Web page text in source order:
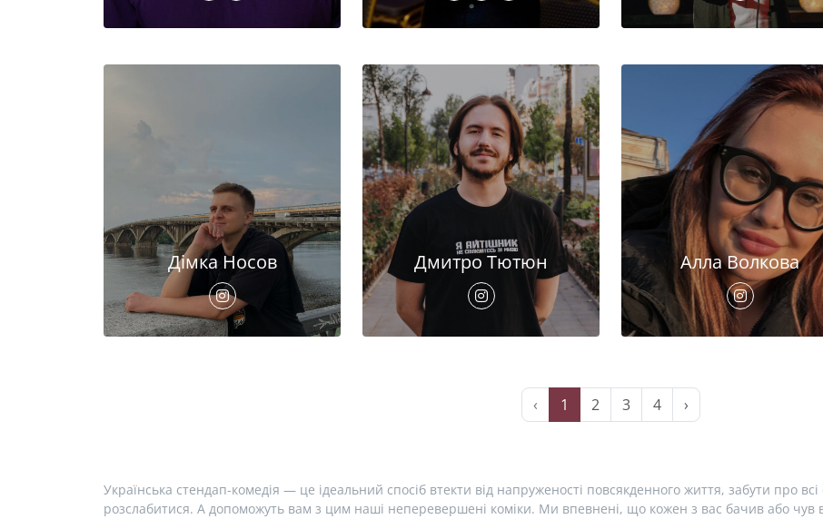
Дімка Носов Дмитро Тютюн Алла Волкова
‹ 1 2 3 4 ›
Українська стендап-комедія — це ідеальний спосіб втекти від напруженості повсякденного життя, забути про
розслабитися. А допоможуть вам з цим наші неперевершені коміки. Ми впевнені, що кожен з вас бачив або чув